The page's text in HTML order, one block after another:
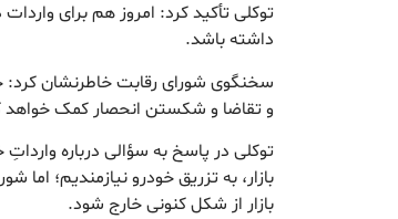
توکلی تأکید کرد: امروز هم برای
داشته باشد.‌
سخنگوی شورای رقابت خاطرنشان کرد:
و تقاضا و شکستن انحصار کمک خواهد
توکلی در پاسخ به سؤالی درباره
بازار، به تزریق خودرو نیازمندیم؛
بازار از شکل کنونی خارج شود.